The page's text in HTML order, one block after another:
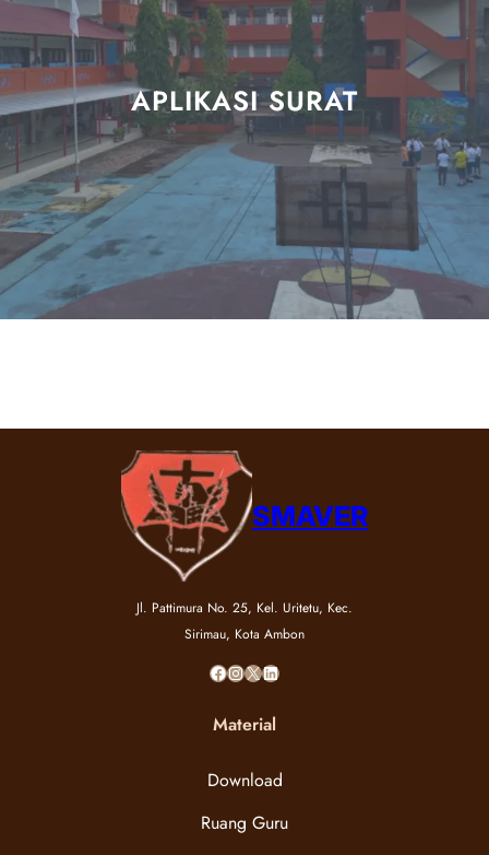
APLIKASI SURAT
SMAVER
Jl. Pattimura No. 25, Kel. Uritetu, Kec.
Sirimau, Kota Ambon
Facebook InstagramX LinkedIn
Material
Download
Ruang Guru